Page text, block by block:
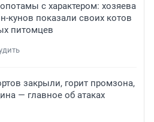
с характером: хозяева
кунов показали своих котов
питомцев
закрыли, горит промзона,
— главное об атаках